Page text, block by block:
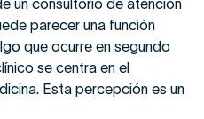
un consultorio de atención
parecer una función
que ocurre en segundo
se centra en el
Esta percepción es un